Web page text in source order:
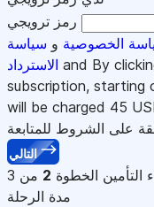
رمز ترويجي
الخصوصية و سياسة
الاسترداد and By
subscription, starting
will be charged 45
على الشروط للمتابعة
التالي
الخطوة 2 من 3
مدة الرحلة